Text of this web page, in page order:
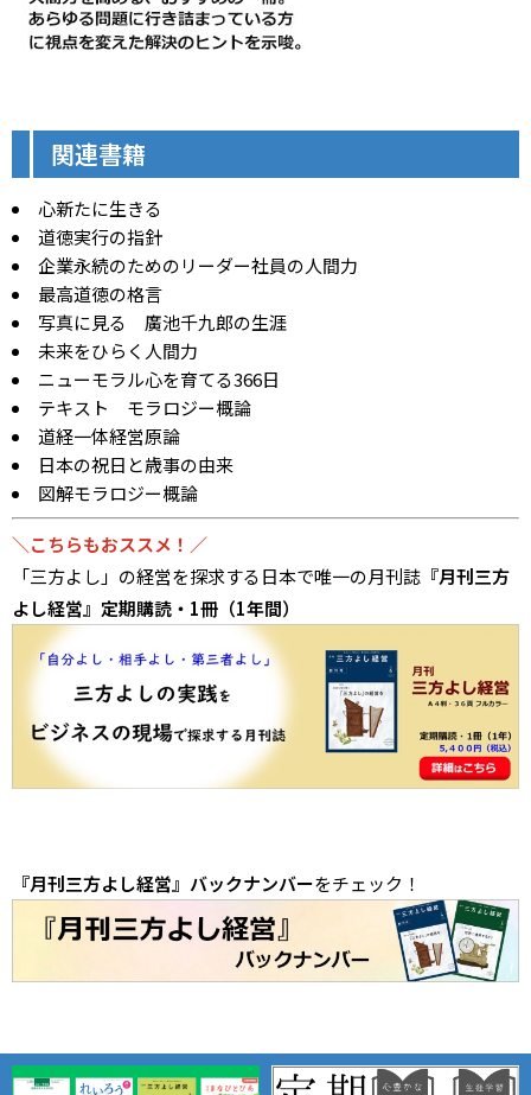
関連書籍
心新たに生きる
道徳実行の指針
企業永続のためのリーダー社員の人間力
最高道徳の格言
写真に見る 廣池千九郎の生涯
未来をひらく人間力
ニューモラル心を育てる366日
テキスト モラロジー概論
道経一体経営原論
日本の祝日と歳事の由来
図解モラロジー概論
＼こちらもおススメ！／
「三方よし」の経営を探求する日本で唯一の月刊誌 『月刊三方
よし経営』定期購読・1冊（1年間）
『月刊三方よし経営』バックナンバーをチェック！